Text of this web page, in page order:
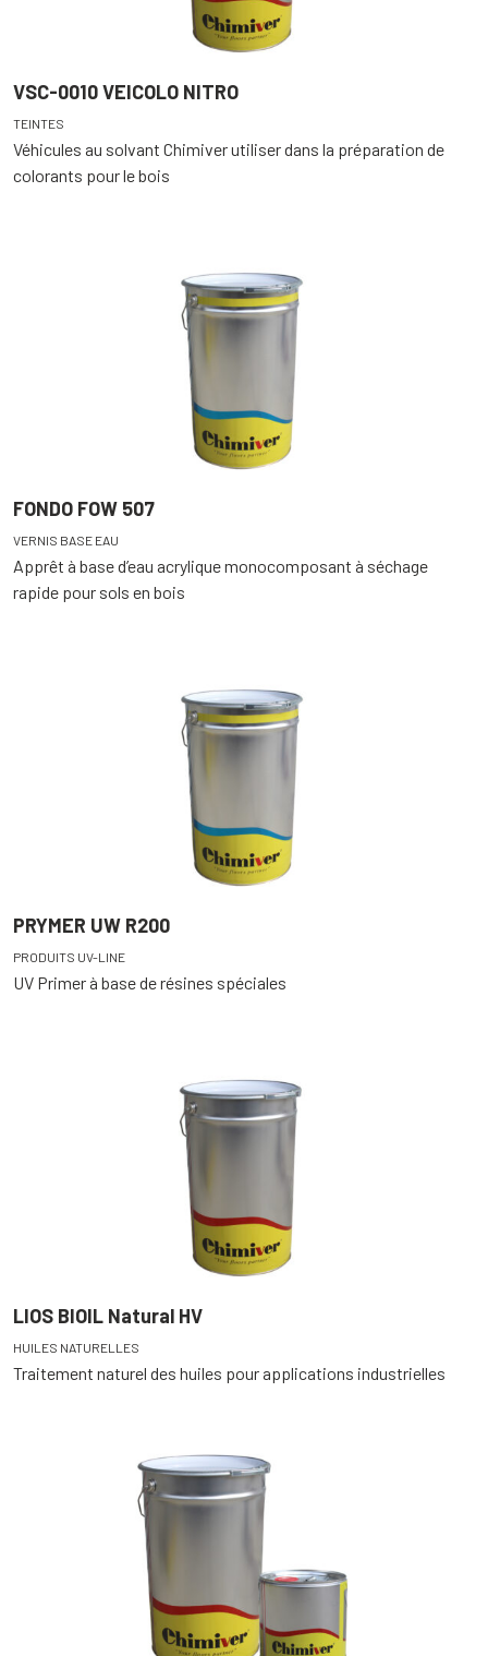
VSC-0010 VEICOLO NITRO
TEINTES
Véhicules au solvant Chimiver utiliser dans la préparation de
colorants pour le bois
FONDO FOW 507
VERNIS BASE EAU
Apprêt à base d’eau acrylique monocomposant à séchage
rapide pour sols en bois
PRYMER UW R200
PRODUITS UV-LINE
UV Primer à base de résines spéciales
LIOS BIOIL Natural HV
HUILES NATURELLES
Traitement naturel des huiles pour applications industrielles